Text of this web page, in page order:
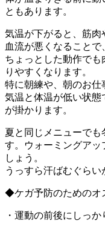
ともあります。
気温が下がると、筋肉
血流が悪くなることで
ちょっとした動作で
りやすくなります。
特に朝練や、朝のお仕
気温と体温が低い状態
が掛かります。
夏と同じメニューでも
す。ウォーミングアッ
しょう。
うっすら汗ばむぐら
◆ケガ予防のためのオ
・運動の前後にしっ